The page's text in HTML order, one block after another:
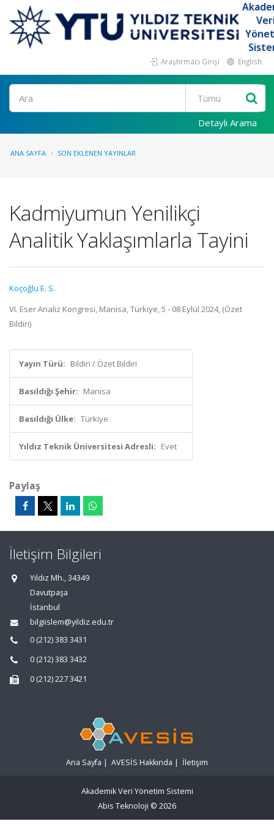
Araştırmacı Girişi English
Ara
Detaylı Arama
ANA SAYFA SON EKLENEN YAYINLAR
Kadmiyumun Yenilikçi
Analitik Yaklaşımlarla Tayini
Koçoğlu E. S.
VI. Eser Analiz Kongresi, Manisa, Türkiye, 5 - 08 Eylül 2024, (Özet
Bildiri)
Yayın Türü: Bildiri / Özet Bildiri
Basıldığı Şehir: Manisa
Basıldığı Ülke: Türkiye
Yıldız Teknik Üniversitesi Adresli: Evet
Paylaş
İletişim Bilgileri
Yıldız Mh., 34349
Davutpaşa
İstanbul
bilgiislem@yildiz.edu.tr
0 (212) 383 3431
0 (212) 383 3432
0 (212) 227 3421
Ana Sayfa | AVESİS Hakkında | İletişim
Akademik Veri Yönetim Sistemi
Abis Teknoloji © 2026